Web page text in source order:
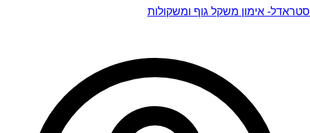
סטראדל- אימון משקל גוף ומשקולות